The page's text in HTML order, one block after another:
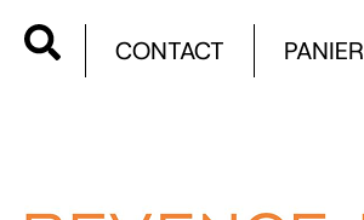
CONTACT PANIER